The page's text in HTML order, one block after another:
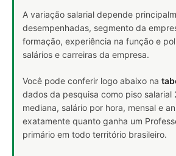
A variação salarial depende
desempenhadas, segmento da
formação, experiência na função e
salários e carreiras da empresa.
Você pode conferir logo abaixo na
dados da pesquisa como piso salarial
mediana, salário por hora, mensal e
exatamente quanto ganha um
primário em todo território brasileiro.